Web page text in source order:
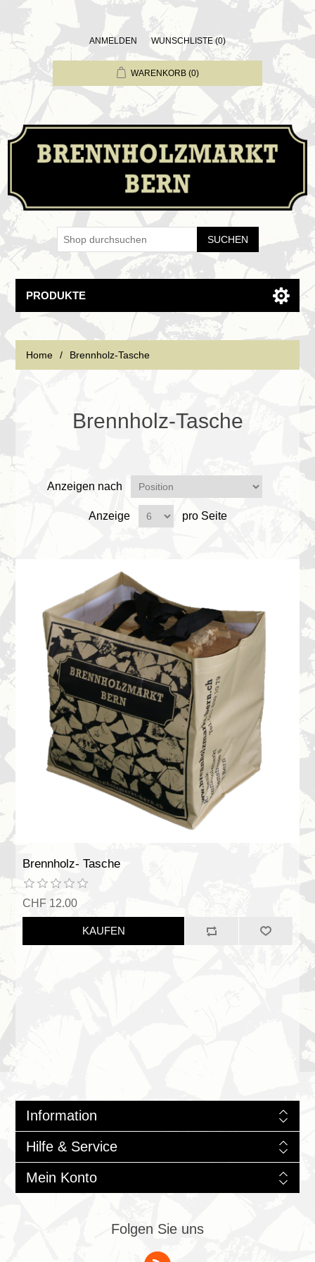
ANMELDEN WUNSCHLISTE (0)
WARENKORB (0)
SUCHEN
PRODUKTE
Home / Brennholz-Tasche
Brennholz-Tasche
Anzeigen nach
Anzeige pro Seite
Brennholz- Tasche
CHF 12.00
KAUFEN
Information
Hilfe & Service
Mein Konto
Folgen Sie uns